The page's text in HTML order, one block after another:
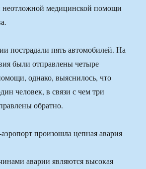
неотложной медицинской помощи
пострадали пять автомобилей. На
были отправлены четыре
однако, выяснилось, что
человек, в связи с чем три
обратно.
аварии являются высокая